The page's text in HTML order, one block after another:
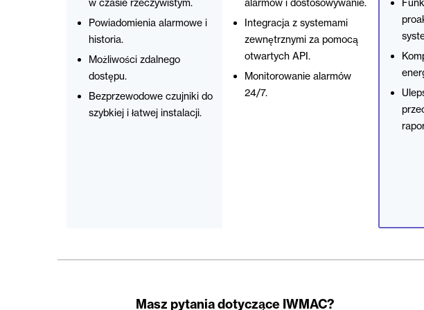
w czasie rzeczywistym.
Powiadomienia alarmowe i
historia.
Możliwości zdalnego
dostępu.
Bezprzewodowe czujniki do
szybkiej i łatwej instalacji.
alarmów i dostosowywanie.
Integracja z systemami
zewnętrznymi za pomocą
otwartych API.
Monitorowanie alarmów
24/7.
Masz pytania dotyczące IWMAC?